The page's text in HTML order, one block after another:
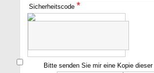
Sicherheitscode *
Bitte senden Sie mir eine Kopie